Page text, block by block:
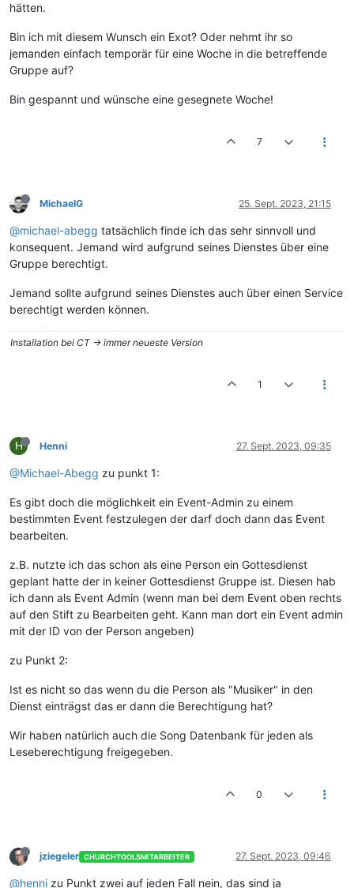
hätten.
Bin ich mit diesem Wunsch ein Exot? Oder nehmt ihr so
jemanden einfach temporär für eine Woche in die betreffende
Gruppe auf?
Bin gespannt und wünsche eine gesegnete Woche!
7
MichaelG 25. Sept. 2023, 21:15
@michael-abegg tatsächlich finde ich das sehr sinnvoll und
konsequent. Jemand wird aufgrund seines Dienstes über eine
Gruppe berechtigt.
Jemand sollte aufgrund seines Dienstes auch über einen Service
berechtigt werden können.
Installation bei CT -> immer neueste Version
1
H Henni 27. Sept. 2023, 09:35
@Michael-Abegg zu punkt 1:
Es gibt doch die möglichkeit ein Event-Admin zu einem
bestimmten Event festzulegen der darf doch dann das Event
bearbeiten.
z.B. nutzte ich das schon als eine Person ein Gottesdienst
geplant hatte der in keiner Gottesdienst Gruppe ist. Diesen hab
ich dann als Event Admin (wenn man bei dem Event oben rechts
auf den Stift zu Bearbeiten geht. Kann man dort ein Event admin
mit der ID von der Person angeben)
zu Punkt 2:
Ist es nicht so das wenn du die Person als "Musiker" in den
Dienst einträgst das er dann die Berechtigung hat?
Wir haben natürlich auch die Song Datenbank für jeden als
Leseberechtigung freigegeben.
0
jziegeler CHURCHTOOLSMITARBEITER 27. Sept. 2023, 09:46
@henni zu Punkt zwei auf jeden Fall nein, das sind ja